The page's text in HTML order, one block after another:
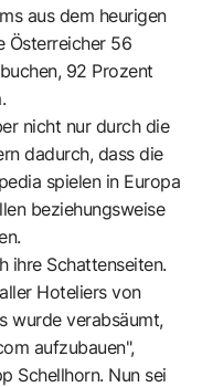
aus dem heurigen
Österreicher 56
92 Prozent
nicht nur durch die
dadurch, dass die
spielen in Europa
beziehungsweise
ihre Schattenseiten.
Hoteliers von
wurde verabsäumt,
aufzubauen",
Schellhorn. Nun sei